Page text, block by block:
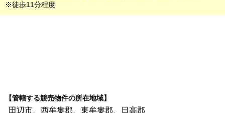
※徒歩11分程度
【管轄する競売物件の所在地域】
田辺市、西牟婁郡、東牟婁郡、日高郡